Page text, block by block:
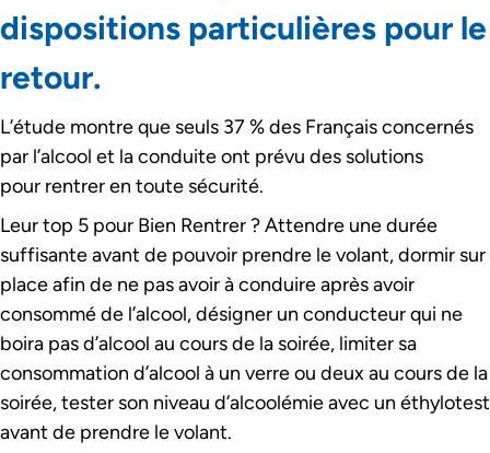
dispositions particulières pour le
retour.
L’étude montre que seuls 37 % des Français concernés
par l’alcool et la conduite ont prévu des solutions
pour rentrer en toute sécurité.
Leur top 5 pour Bien Rentrer ? Attendre une durée
suffisante avant de pouvoir prendre le volant, dormir sur
place afin de ne pas avoir à conduire après avoir
consommé de l’alcool, désigner un conducteur qui ne
boira pas d’alcool au cours de la soirée, limiter sa
consommation d’alcool à un verre ou deux au cours de la
soirée, tester son niveau d’alcoolémie avec un éthylotest
avant de prendre le volant.